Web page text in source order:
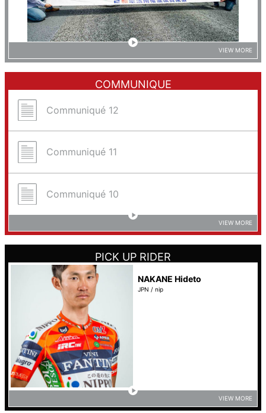
VIEW MORE
COMMUNIQUE
Communiqué 12
Communiqué 11
Communiqué 10
VIEW MORE
PICK UP RIDER
NAKANE Hideto
JPN / nip
VIEW MORE